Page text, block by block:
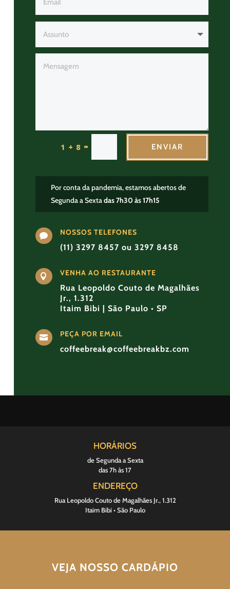
1 + 8 = ENVIAR
Por conta da pandemia, estamos abertos de
Segunda a Sextadas 7h30 às 17h15
 NOSSOS TELEFONES
(11) 3297 8457 ou 3297 8458
 VENHA AO RESTAURANTE
Rua Leopoldo Couto de Magalhães
Jr., 1.312
Itaim Bibi | São Paulo • SP
 PEÇA POR EMAIL
coffeebreak@coffeebreakbz.com
HORÁRIOS
de Segunda a Sexta
das 7h às 17
ENDEREÇO
Rua Leopoldo Couto de Magalhães Jr., 1.312
Itaim Bibi • São Paulo
VEJA NOSSO CARDÁPIO